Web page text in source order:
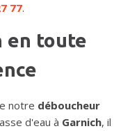
77.
en toute
notre déboucheur
d'eau à Garnich, il